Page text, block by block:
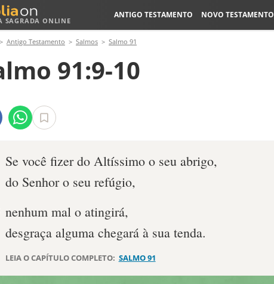
SAGRADA ONLINE
ANTIGO TESTAMENTO NOVO TESTAMENTO
Antigo Testamento Salmos Salmo 91
91:9-10
Se você fizer do Altíssimo o seu abrigo,
do Senhor o seu refúgio,
nenhum mal o atingirá,
desgraça alguma chegará à sua tenda.
LEIA O CAPÍTULO COMPLETO: SALMO 91